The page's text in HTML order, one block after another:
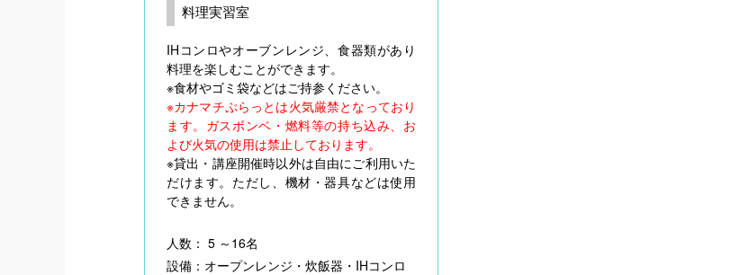
料理実習室
IHコンロやオーブンレンジ、食器類があり
料理を楽しむことができます。
※食材やゴミ袋などはご持参ください。
※カナマチぷらっとは火気厳禁となっており
ます。ガスボンベ・燃料等の持ち込み、お
よび火気の使用は禁止しております。
※貸出・講座開催時以外は自由にご利用いた
だけます。ただし、機材・器具などは使用
できません。
人数： 5 ～16名
設備：オープンレンジ・炊飯器・IHコンロ